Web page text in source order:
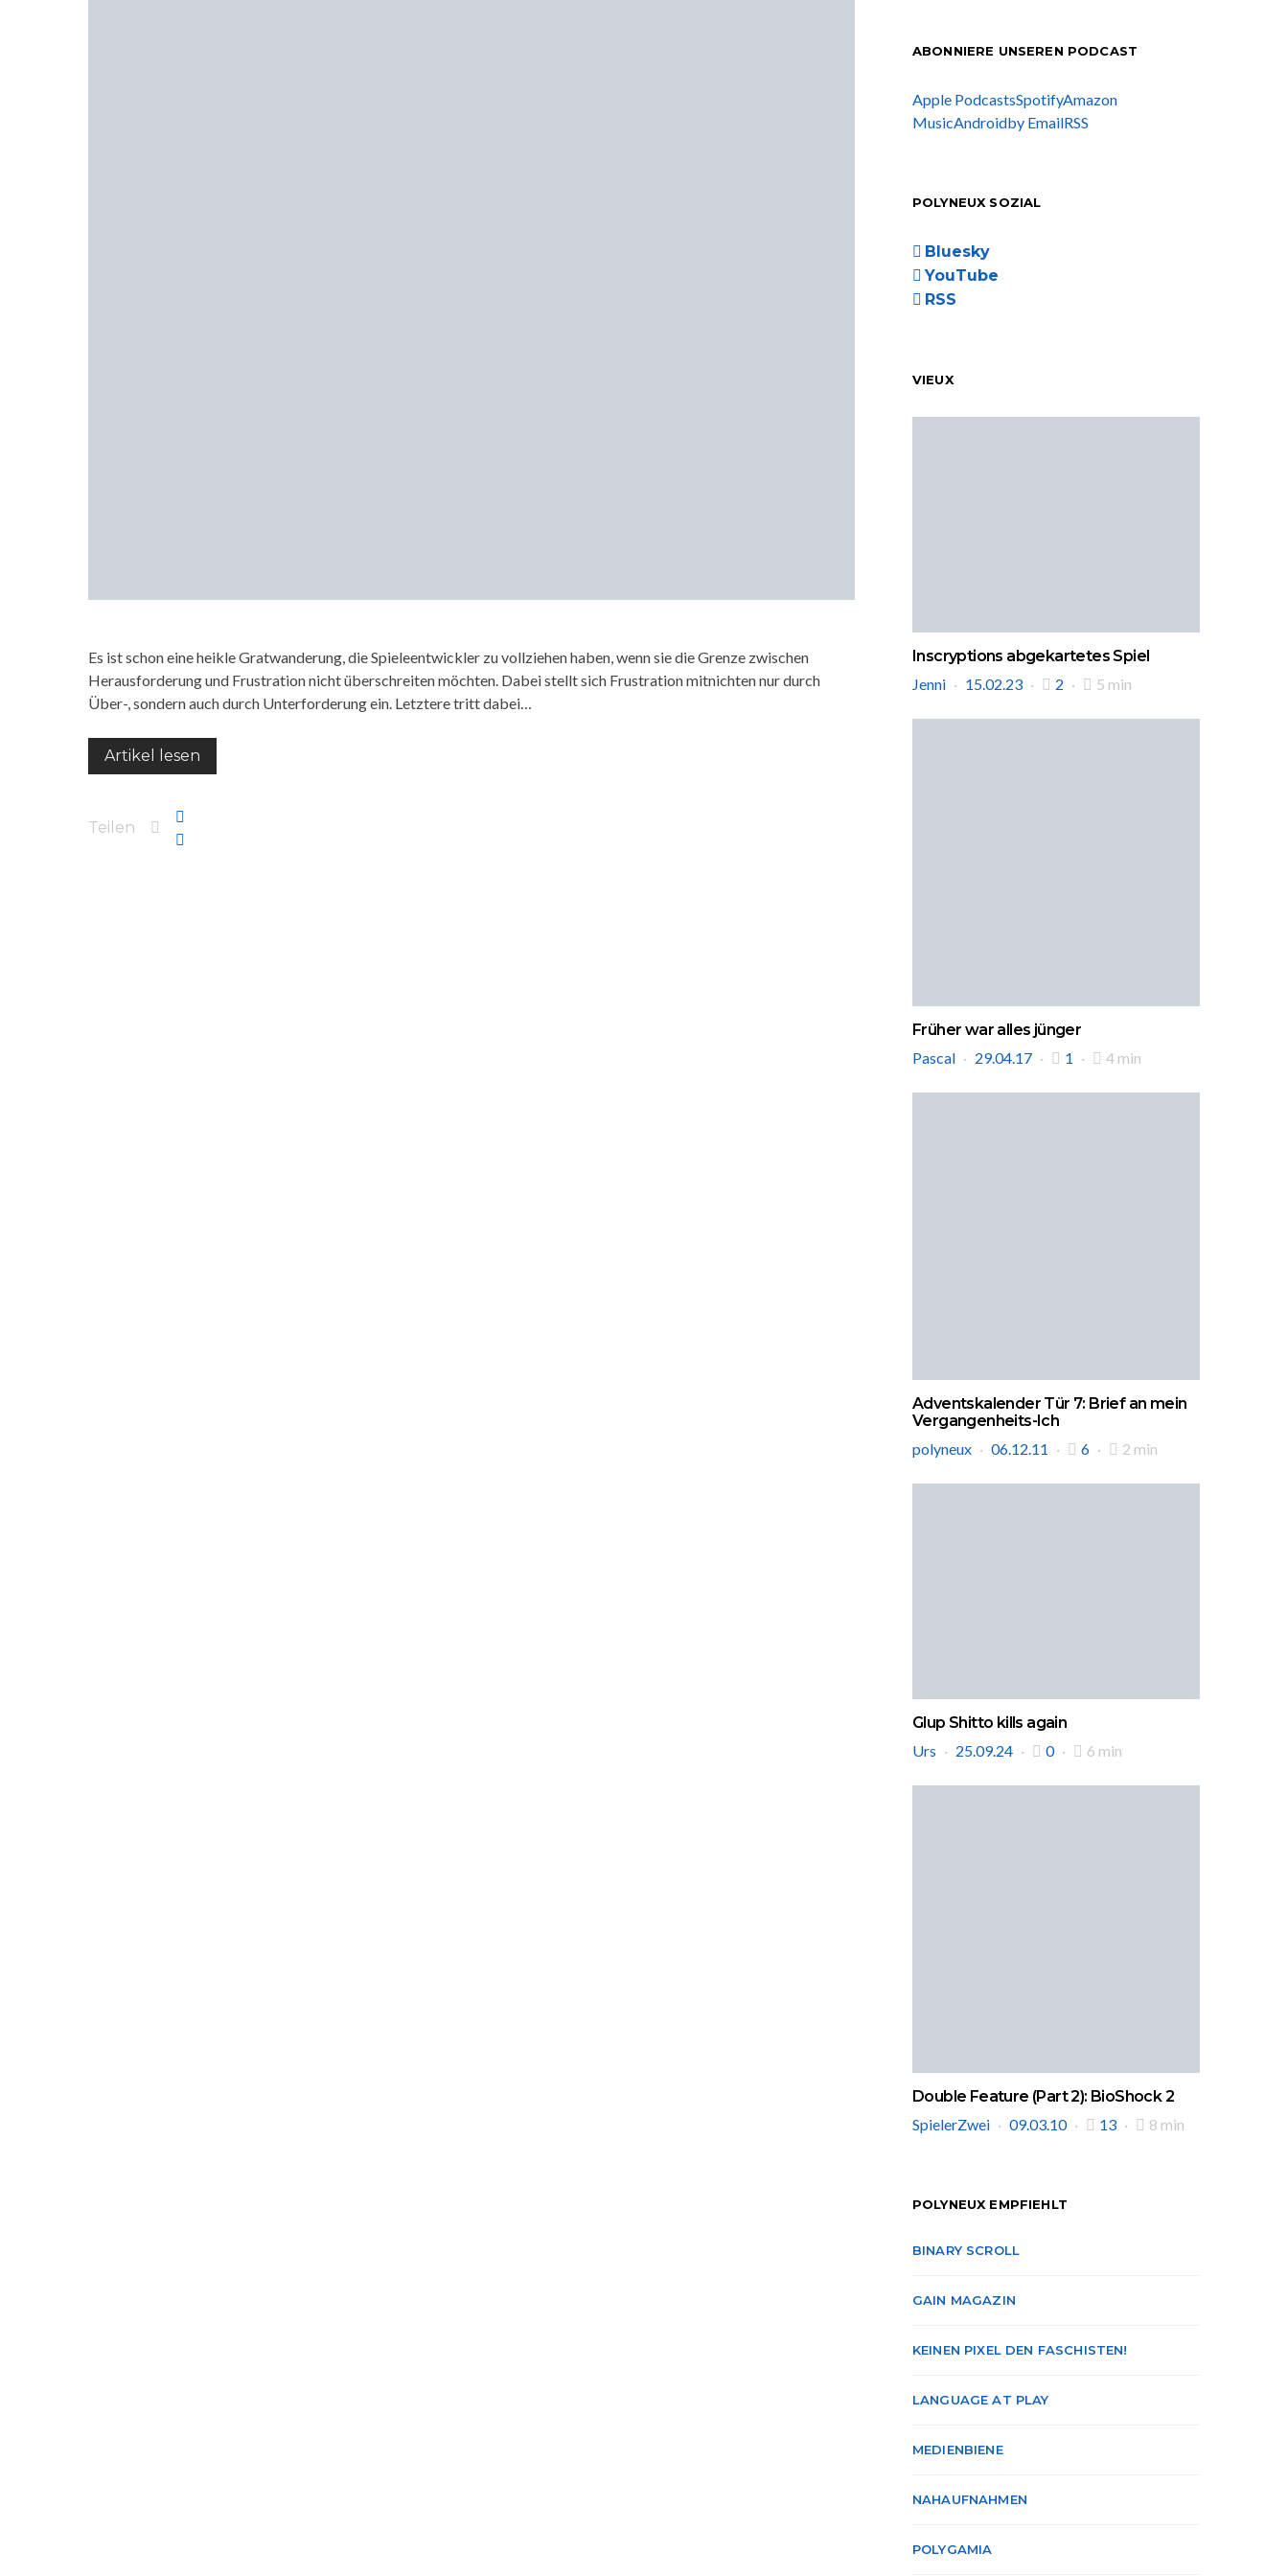
Es ist schon eine heikle Gratwanderung, die Spieleentwickler zu vollziehen haben, wenn sie die Grenze zwischen
Herausforderung und Frustration nicht überschreiten möchten. Dabei stellt sich Frustration mitnichten nur durch
Über-, sondern auch durch Unterforderung ein. Letztere tritt dabei…
Artikel lesen
Teilen
ABONNIERE UNSEREN PODCAST
Apple PodcastsSpotifyAmazon
MusicAndroidby EmailRSS
POLYNEUX SOZIAL
Bluesky
YouTube
RSS
VIEUX
Inscryptions abgekartetes Spiel
Jenni
15.02.23 2 5 min
Früher war alles jünger
Pascal
29.04.17 1 4 min
Adventskalender Tür 7: Brief an mein
Vergangenheits-Ich
polyneux
06.12.11 6 2 min
Glup Shitto kills again
Urs
25.09.24 0 6 min
Double Feature (Part 2): BioShock 2
SpielerZwei
09.03.10 13 8 min
POLYNEUX EMPFIEHLT
BINARY SCROLL
GAIN MAGAZIN
KEINEN PIXEL DEN FASCHISTEN!
LANGUAGE AT PLAY
MEDIENBIENE
NAHAUFNAHMEN
POLYGAMIA